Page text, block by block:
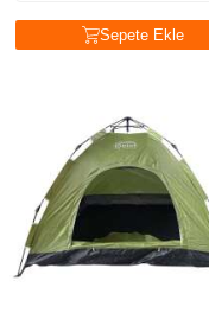
Sepete Ekle